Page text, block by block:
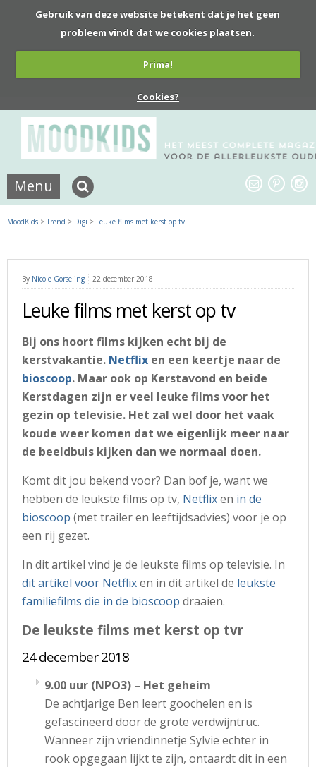
Gebruik van deze website betekent dat je het geen
probleem vindt dat we cookies plaatsen.
Prima!
Cookies?
Menu
MoodKids >Trend > Digi > Leuke films met kerst op tv
By Nicole Gorseling 22 december 2018
Leuke films met kerst op tv
Bij ons hoort films kijken echt bij de
kerstvakantie. Netflix en een keertje naar de
bioscoop. Maar ook op Kerstavond en beide
Kerstdagen zijn er veel leuke films voor het
gezin op televisie. Het zal wel door het vaak
koude weer komen dat we eigenlijk meer naar
de beeldbuis kijken dan we normaal doen.
Komt dit jou bekend voor? Dan bof je, want we
hebben de leukste films op tv, Netflixen in de
bioscoop (met trailer en leeftijdsadvies) voor je op
een rij gezet.
In dit artikel vind je de leukste films op televisie. In
dit artikel voor Netflixen in dit artikel de leukste
familiefilms die in de bioscoop draaien.
De leukste films met kerst op tvr
24 december 2018
9.00 uur (NPO3) – Het geheim
De achtjarige Ben leert goochelen en is
gefascineerd door de grote verdwijntruc.
Wanneer zijn vriendinnetje Sylvie echter in
rook opgegaan lijkt te zijn, ontaardt dit in een